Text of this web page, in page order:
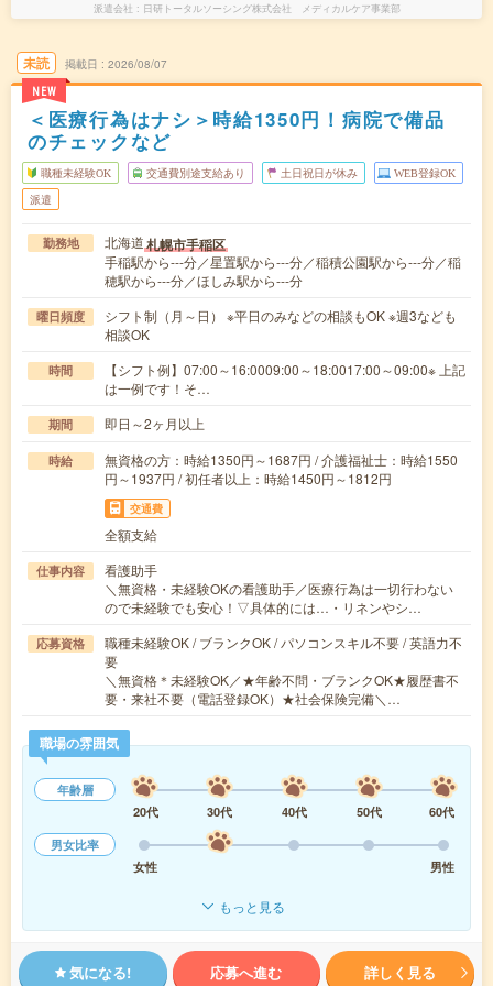
派遣会社 日研トータルソーシング株式会社 メディカルケア事業部
未読
NEW
掲載日 2026/08/07
＜医療行為はナシ＞時給1350円！病院で備品
のチェックなど
職種未経験OK 交通費別途支給あり 土日祝日が休み WEB登録OK
派遣
勤務地 北海道札幌市手稲区
手稲駅から---分／星置駅から---分／稲積公園駅から---分／稲
穂駅から---分／ほしみ駅から---分
曜日頻度
シフト制（月～日） ※平日のみなどの相談もOK ※週3なども
相談OK
時間
【シフト例】07:00～16:0009:00～18:0017:00～09:00※ 上記
は一例です！そ…
期間 即日～2ヶ月以上
時給
無資格の方：時給1350円～1687円 / 介護福祉士：時給1550
円～1937円 / 初任者以上：時給1450円～1812円
交通費
全額支給
仕事内容
看護助手
＼無資格・未経験OKの看護助手／医療行為は一切行わない
ので未経験でも安心！▽具体的には…・リネンやシ…
応募資格
職種未経験OK / ブランクOK / パソコンスキル不要 / 英語力不
要
＼無資格＊未経験OK／★年齢不問・ブランクOK★履歴書不
要・来社不要（電話登録OK）★社会保険完備＼…
職場の雰囲気
年齢層
20代
30代 40代 50代
60代
男女比率
女性
男性
もっと見る
気になる! 応募へ進む 詳しく見る